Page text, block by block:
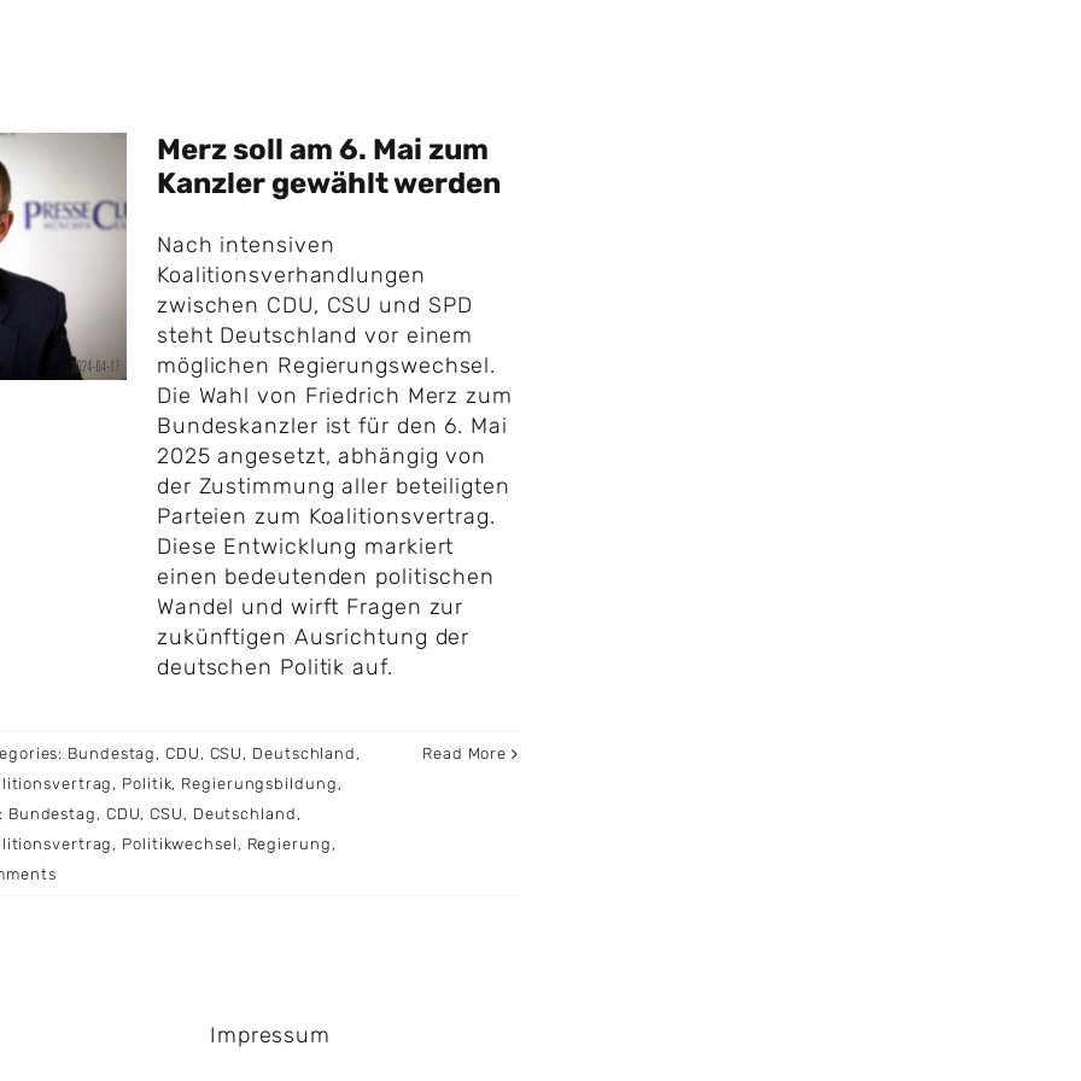
Merz soll am 6. Mai zum
Kanzler gewählt werden
Nach intensiven
Koalitionsverhandlungen
zwischen CDU, CSU und SPD
steht Deutschland vor einem
möglichen Regierungswechsel.
Die Wahl von Friedrich Merz zum
Bundeskanzler ist für den 6. Mai
2025 angesetzt, abhängig von
der Zustimmung aller beteiligten
Parteien zum Koalitionsvertrag.
Diese Entwicklung markiert
einen bedeutenden politischen
Wandel und wirft Fragen zur
zukünftigen Ausrichtung der
deutschen Politik auf.
Bundestag ,CDU , CSU , Deutschland ,
, Politik, Regierungsbildung ,
Bundestag , CDU,CSU , Deutschland ,
, Politikwechsel , Regierung ,
Read More
Impressum